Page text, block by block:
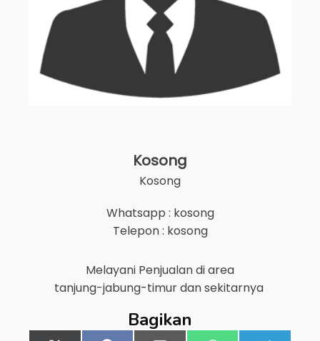
Kosong
Kosong
Whatsapp : kosong
Telepon : kosong
Melayani Penjualan di area
tanjung-jabung-timurdan sekitarnya
Bagikan